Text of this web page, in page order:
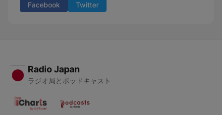
Facebook Twitter
Radio Japan
ラジオ局とポッドキャスト